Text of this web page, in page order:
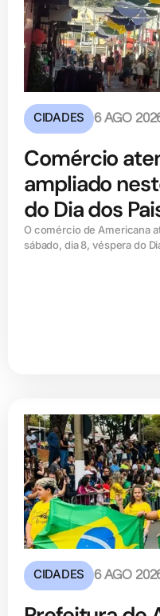
CIDADES 6 AGO
Comércio
ampliado
do Dia dos
O comércio de Americana
sábado, dia 8, véspera do
CIDADES 6 AGO